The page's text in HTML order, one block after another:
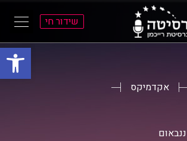
פתח
שידור חי
אקדמיקס